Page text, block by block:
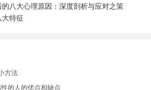
的八大心理原因：深度剖析与应对之策
特征
方法
的人的优点和缺点